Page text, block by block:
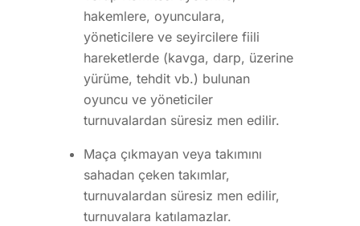
hakemlere, oyunculara,
yöneticilere ve seyircilere fiili
hareketlerde (kavga, darp, üzerine
yürüme, tehdit vb.) bulunan
oyuncu ve yöneticiler
turnuvalardan süresiz men edilir.
Maça çıkmayan veya takımını
sahadan çeken takımlar,
turnuvalardan süresiz men edilir,
turnuvalara katılamazlar.